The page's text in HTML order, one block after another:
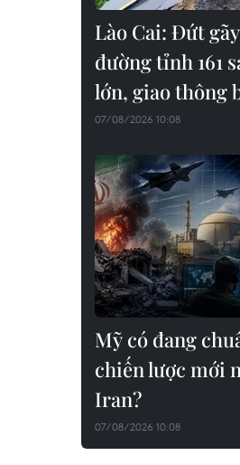
Lào Cai: Đứt
đường tỉnh 161
lớn, giao thông
07/08/2026 10:08
Mỹ có đang
chiến lược mới
Iran?
07/08/2026 10:08